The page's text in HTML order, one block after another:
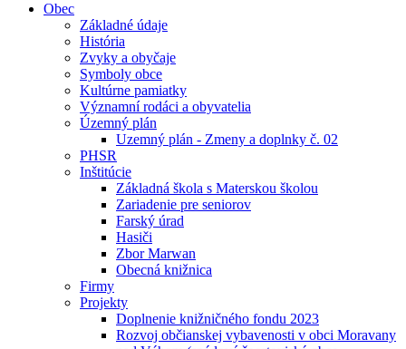
Obec
Základné údaje
História
Zvyky a obyčaje
Symboly obce
Kultúrne pamiatky
Významní rodáci a obyvatelia
Územný plán
Uzemný plán - Zmeny a doplnky č. 02
PHSR
Inštitúcie
Základná škola s Materskou školou
Zariadenie pre seniorov
Farský úrad
Hasiči
Zbor Marwan
Obecná knižnica
Firmy
Projekty
Doplnenie knižničného fondu 2023
Rozvoj občianskej vybavenosti v obci Moravany